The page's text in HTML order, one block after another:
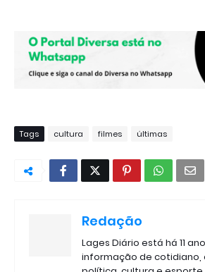
Tags cultura filmes últimas
Redação
Lages Diário está há 11
informação de cotidiano,